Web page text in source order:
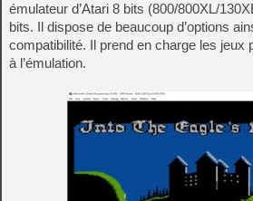
émulateur d’Atari 8 bits (800/800XL/
bits. Il dispose de beaucoup d’options
compatibilité. Il prend en charge les jeux
à l’émulation.